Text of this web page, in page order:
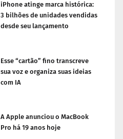
iPhone atinge marca histórica:
3 bilhões de unidades vendidas
desde seu lançamento
Esse “cartão” fino transcreve
sua voz e organiza suas ideias
com IA
A Apple anunciou o MacBook
Pro há 19 anos hoje